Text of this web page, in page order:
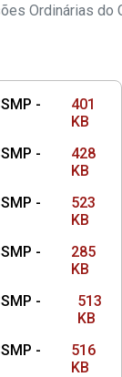
-
401
KB
-
428
KB
-
523
KB
-
285
KB
-
513
KB
-
516
KB